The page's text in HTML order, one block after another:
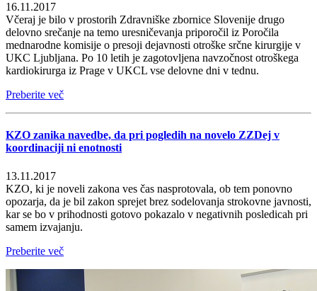
16.11.2017
Včeraj je bilo v prostorih Zdravniške zbornice Slovenije drugo
delovno srečanje na temo uresničevanja priporočil iz Poročila
mednarodne komisije o presoji dejavnosti otroške srčne kirurgije v
UKC Ljubljana. Po 10 letih je zagotovljena navzočnost otroškega
kardiokirurga iz Prage v UKCL vse delovne dni v tednu.
Preberite več
KZO zanika navedbe, da pri pogledih na novelo ZZDej v
koordinaciji ni enotnosti
13.11.2017
KZO, ki je noveli zakona ves čas nasprotovala, ob tem ponovno
opozarja, da je bil zakon sprejet brez sodelovanja strokovne javnosti,
kar se bo v prihodnosti gotovo pokazalo v negativnih posledicah pri
samem izvajanju.
Preberite več